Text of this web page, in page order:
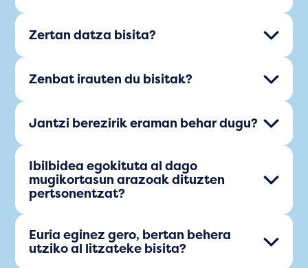
Zertan datza bisita?
Zenbat irauten du bisitak?
Jantzi berezirik eraman behar dugu?
Ibilbidea egokituta al dago
mugikortasun arazoak dituzten
pertsonentzat?
Euria eginez gero, bertan behera
utziko al litzateke bisita?